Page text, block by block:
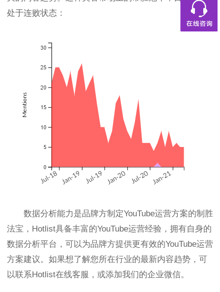
处于连败状态：
数据分析能力是品牌方制定YouTube运营方案的制胜
法宝，Hotlist具备丰富的YouTube运营经验，拥有自身的
数据分析平台，可以为品牌方提供更有效的YouTube运营
方案建议。如果想了解您所在行业的最新内容趋势，可
以联系Hotlist在线客服，或添加我们的企业微信。